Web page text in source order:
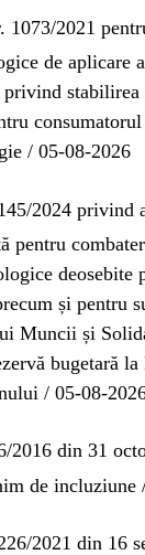
1073/2021
de aplicare
stabilirea
/ 05-08-2026
2024 privind
pentru
deosebite
și pentru
Muncii și
bugetară
/ 05-08-
2016 din 31
de incluziune
2021 din 16